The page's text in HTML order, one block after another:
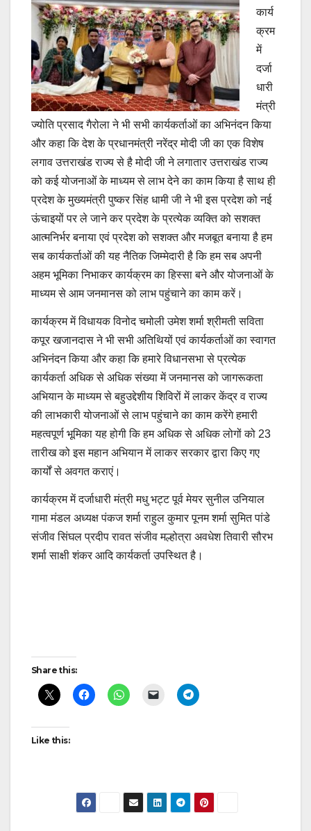
कार्य
क्रम
में
दर्जा
धारी
मंत्री
ज्योति प्रसाद गैरोला ने भी सभी कार्यकर्ताओं का अभिनंदन किया
और कहा कि देश के प्रधानमंत्री नरेंद्र मोदी जी का एक विशेष
लगाव उत्तराखंड राज्य से है मोदी जी ने लगातार उत्तराखंड राज्य
को कई योजनाओं के माध्यम से लाभ देने का काम किया है साथ ही
प्रदेश के मुख्यमंत्री पुष्कर सिंह धामी जी ने भी इस प्रदेश को नई
ऊंचाइयों पर ले जाने कर प्रदेश के प्रत्येक व्यक्ति को सशक्त
आत्मनिर्भर बनाया एवं प्रदेश को सशक्त और मजबूत बनाया है हम
सब कार्यकर्ताओं की यह नैतिक जिम्मेदारी है कि हम सब अपनी
अहम भूमिका निभाकर कार्यक्रम का हिस्सा बने और योजनाओं के
माध्यम से आम जनमानस को लाभ पहुंचाने का काम करें।
कार्यक्रम में विधायक विनोद चमोली उमेश शर्मा श्रीमती सविता
कपूर खजानदास ने भी सभी अतिथियों एवं कार्यकर्ताओं का स्वागत
अभिनंदन किया और कहा कि हमारे विधानसभा से प्रत्येक
कार्यकर्ता अधिक से अधिक संख्या में जनमानस को जागरूकता
अभियान के माध्यम से बहुउद्देशीय शिविरों में लाकर केंद्र व राज्य
की लाभकारी योजनाओं से लाभ पहुंचाने का काम करेंगे हमारी
महत्वपूर्ण भूमिका यह होगी कि हम अधिक से अधिक लोगों को 23
तारीख को इस महान अभियान में लाकर सरकार द्वारा किए गए
कार्यों से अवगत कराएं।
कार्यक्रम में दर्जाधारी मंत्री मधु भट्ट पूर्व मेयर सुनील उनियाल
गामा मंडल अध्यक्ष पंकज शर्मा राहुल कुमार पूनम शर्मा सुमित पांडे
संजीव सिंघल प्रदीप रावत संजीव मल्होत्रा अवधेश तिवारी सौरभ
शर्मा साक्षी शंकर आदि कार्यकर्ता उपस्थित है।
Reading
Post
navigation
Share this:
Like this: